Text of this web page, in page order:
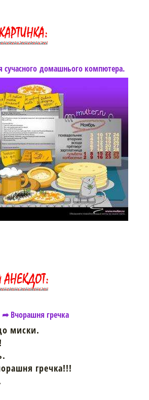
домашнього компютера.
➦ Вчорашня гречка
миски.
гречка!!!